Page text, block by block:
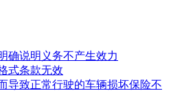
确说明义务不产生效力
式条款无效
导致正常行驶的车辆损坏保险不